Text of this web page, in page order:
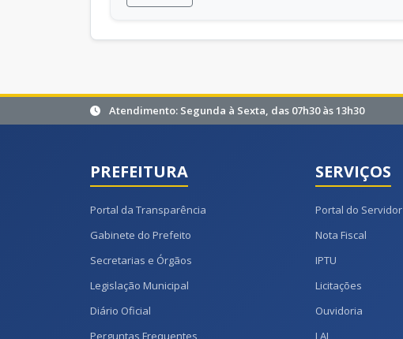
Atendimento: Segunda à Sexta, das 07h30 às 13h30
PREFEITURA
Portal da Transparência
Gabinete do Prefeito
Secretarias e Órgãos
Legislação Municipal
Diário Oficial
Perguntas Frequentes
SERVIÇOS
Portal do Servidor
Nota Fiscal
IPTU
Licitações
Ouvidoria
LAI